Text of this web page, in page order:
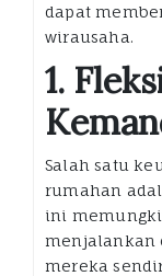
dapat
wirausaha.
1.
Salah satu
rumahan
ini
menjalankan
mereka